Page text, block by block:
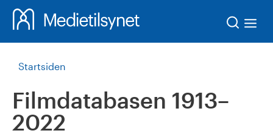
Startsiden
Filmdatabasen 1913–
2022